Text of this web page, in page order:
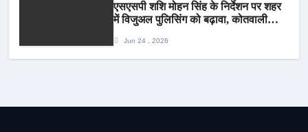
एसएसपी शशि मोहन सिंह के निर्देशन पर शहर
में विजुअल पुलिसिंग को बढ़ावा, कोतवाली
Jun 24 , 2026